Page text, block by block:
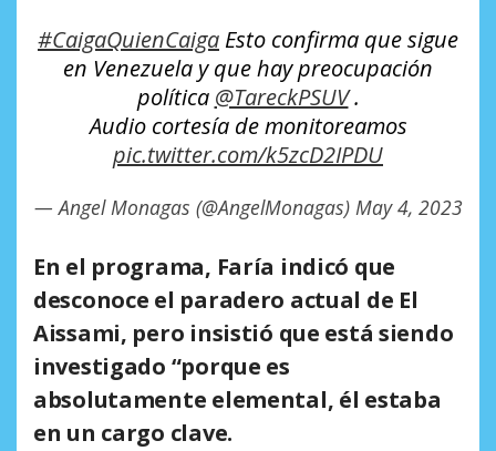
#CaigaQuienCaiga Esto confirma que sigue
en Venezuela y que hay preocupación
política @TareckPSUV.
Audio cortesía de monitoreamos
pic.twitter.com/k5zcD2IPDU
— Angel Monagas (@AngelMonagas) May 4, 2023
En el programa, Faría indicó que
desconoce el paradero actual de El
Aissami, pero insistió que está siendo
investigado “porque es
absolutamente elemental, él estaba
en un cargo clave.